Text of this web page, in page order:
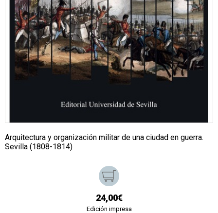
Arquitectura y organización militar de una ciudad en guerra.
Sevilla (1808-1814)
24,00€
Edición impresa